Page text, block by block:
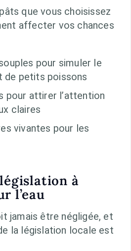
que vous choisissez
affecter vos chances
pour simuler le
de petits poissons
pour attirer l’attention
claires
vivantes pour les
à
l’eau
jamais être négligée, et
la législation locale est